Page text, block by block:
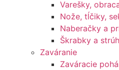
Varešky,
Nože, tĺčiky,
Naberačky a
Škrabky a
Zaváranie
Zaváracie